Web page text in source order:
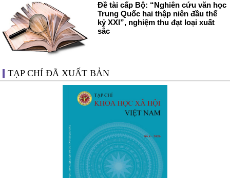
Đề tài cấp Bộ: “Nghiên cứu văn học
Trung Quốc hai thập niên đầu thế
kỷ XXI”, nghiệm thu đạt loại xuất
sắc
TẠP CHÍ ĐÃ XUẤT BẢN